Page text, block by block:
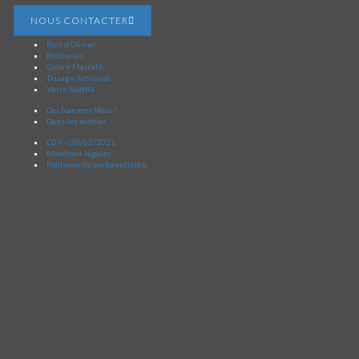
NOUS CONTACTER
Bois d’Olivier
Broderies
Cuivre Martelé
Tissage Artisanal
Verre Soufflé
Qui Sommes Nous?
Dans les médias
CGV – 20/02/2021
Mentions légales
Politique de confidentialité